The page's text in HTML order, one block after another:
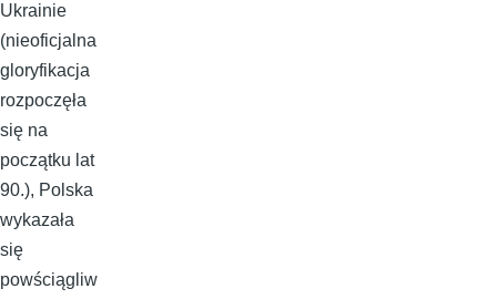
Ukrainie
(nieoficjalna
gloryfikacja
rozpoczęła
się na
początku lat
90.), Polska
wykazała
się
powściągliw